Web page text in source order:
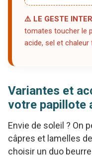
⚠️ LE GESTE
tomates toucher le
acide, sel et
Variantes et
votre papillote
Envie de soleil ? On
câpres et lamelles
choisir un duo